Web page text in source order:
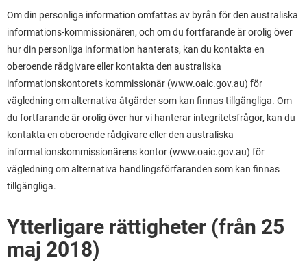
Om din personliga information omfattas av byrån för den australiska
informations-kommissionären, och om du fortfarande är orolig över
hur din personliga information hanterats, kan du kontakta en
oberoende rådgivare eller kontakta den australiska
informationskontorets kommissionär (www.oaic.gov.au) för
vägledning om alternativa åtgärder som kan finnas tillgängliga. Om
du fortfarande är orolig över hur vi hanterar integritetsfrågor, kan du
kontakta en oberoende rådgivare eller den australiska
informationskommissionärens kontor (www.oaic.gov.au) för
vägledning om alternativa handlingsförfaranden som kan finnas
tillgängliga.
Ytterligare rättigheter (från 25
maj 2018)